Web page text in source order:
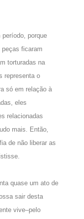
período, porque
ficaram
torturadas na
representa o
só em relação à
eles
relacionadas
mais. Então,
de não liberar as
quase um ato de
sair desta
vive–pelo